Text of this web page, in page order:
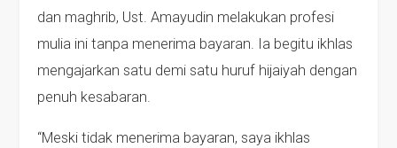
dan maghrib, Ust. Amayudin melakukan profesi
mulia ini tanpa menerima bayaran. Ia begitu ikhlas
mengajarkan satu demi satu huruf hijaiyah dengan
penuh kesabaran.
“Meski tidak menerima bayaran, saya ikhlas